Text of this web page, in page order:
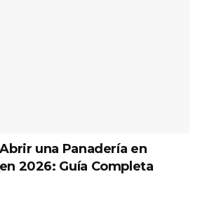
una Panadería en
2026: Guía Completa